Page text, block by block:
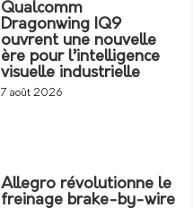
Qualcomm
Dragonwing IQ9
ouvrent une nouvelle
ère pour l’intelligence
visuelle industrielle
7 août 2026
Allegro révolutionne le
freinage brake-by-wire